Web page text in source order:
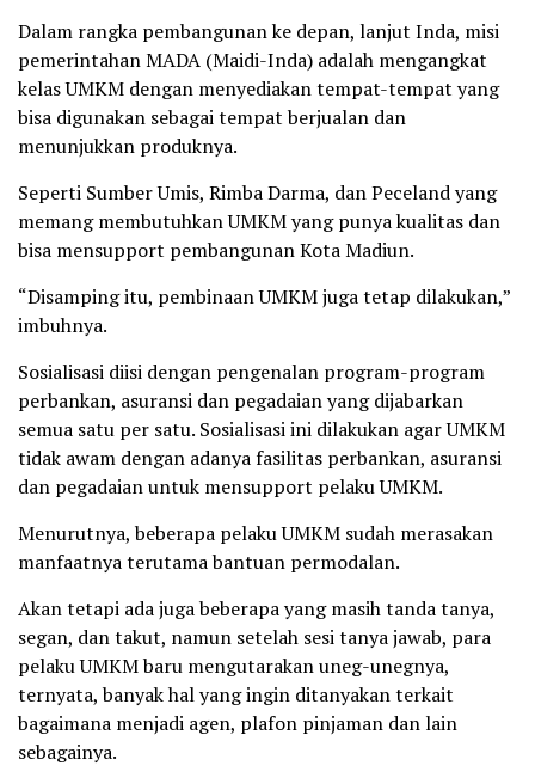
Dalam rangka pembangunan ke depan, lanjut Inda, misi
pemerintahan MADA (Maidi-Inda) adalah mengangkat
kelas UMKM dengan menyediakan tempat-tempat yang
bisa digunakan sebagai tempat berjualan dan
menunjukkan produknya.
Seperti Sumber Umis, Rimba Darma, dan Peceland yang
memang membutuhkan UMKM yang punya kualitas dan
bisa mensupport pembangunan Kota Madiun.
“Disamping itu, pembinaan UMKM juga tetap dilakukan,”
imbuhnya.
Sosialisasi diisi dengan pengenalan program-program
perbankan, asuransi dan pegadaian yang dijabarkan
semua satu per satu. Sosialisasi ini dilakukan agar UMKM
tidak awam dengan adanya fasilitas perbankan, asuransi
dan pegadaian untuk mensupport pelaku UMKM.
Menurutnya, beberapa pelaku UMKM sudah merasakan
manfaatnya terutama bantuan permodalan.
Akan tetapi ada juga beberapa yang masih tanda tanya,
segan, dan takut, namun setelah sesi tanya jawab, para
pelaku UMKM baru mengutarakan uneg-unegnya,
ternyata, banyak hal yang ingin ditanyakan terkait
bagaimana menjadi agen, plafon pinjaman dan lain
sebagainya.